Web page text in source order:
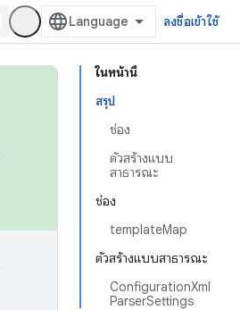
ลงชื่อเข้าใช้
ในหน้านี้
สรุป
ช่อง
ตัวสร้างแบบ
สาธารณะ
ช่อง
templateMap
ตัวสร้างแบบสาธารณะ
ConfigurationXml
ParserSettings